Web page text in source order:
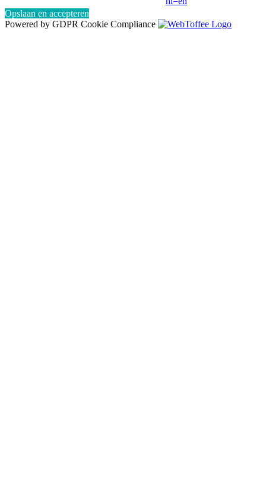
Opslaan en accepteren
Powered by GDPR Cookie Compliance